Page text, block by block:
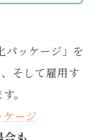
パッケージ」を
そして雇用す
。
ージ